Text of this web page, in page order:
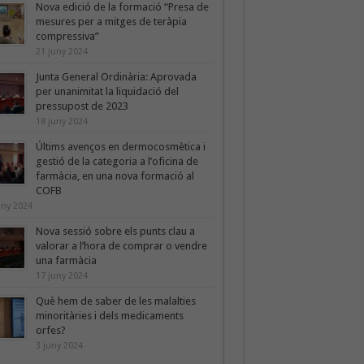
Nova edició de la formació “Presa de
mesures per a mitges de teràpia
compressiva”
21 juny 2024
Junta General Ordinària: Aprovada
per unanimitat la liquidació del
pressupost de 2023
18 juny 2024
Últims avenços en dermocosmètica i
gestió de la categoria a l’oficina de
farmàcia, en una nova formació al
COFB
2024
Nova sessió sobre els punts clau a
valorar a l’hora de comprar o vendre
una farmàcia
17 juny 2024
Què hem de saber de les malalties
minoritàries i dels medicaments
orfes?
3 juny 2024